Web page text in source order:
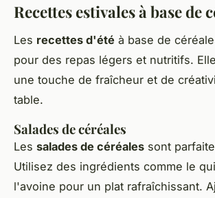
Recettes estivales à base de
Les recettes d'été à base de
pour des repas légers et nutritifs.
une touche de fraîcheur et de
table.
Salades de céréales
Les salades de céréales sont
Utilisez des ingrédients comme le
l'avoine pour un plat rafraîchissant.